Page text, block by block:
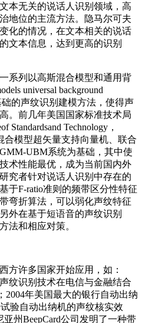
本无关的说话人识别领域，高
地位的主流方法。隐马尔可夫
化的情况，在文本相关的说话
文本信息，达到更高的识别
列以高斯混合模型和通用背
universal background
的声纹识别建模方法，使得声
。前几年美国国家标准技术局
Standardsand Technology，
合模型超矢量支持向量机、联合
UBM系统为基础，其中使
术性能最优，成为当前国内外
究者针对说话人识别中存在的
于F-ratio准则的频带区分性特征
弯折算法，可以弱化声纹特征
外在基于短语音的声纹识别
法和相应对策。
许多国家开始应用，如：
纹识别技术在电信与金融结合
2004年美国最大的银行自动出纳
验自动出纳机的声纹核实效
州BeepCard公司发明了一种带